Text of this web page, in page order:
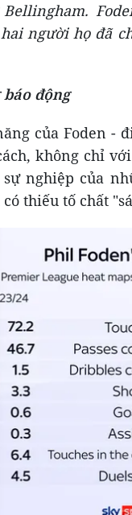
người họ đã
động
của Foden -
không chỉ
nghiệp của
thiếu tố chất